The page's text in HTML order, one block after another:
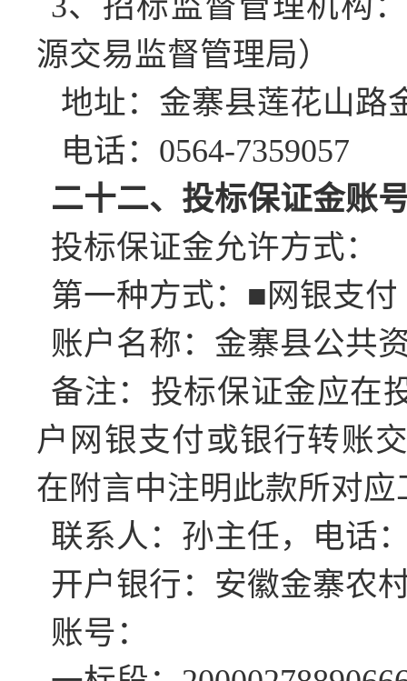
源交易监督管理局）
地址：金寨县莲花山路
电话： 0564-7359057
二十二、投标保证金账
投标保证金允许方式：
第一种方式： ■网银支
账户名称：金寨县公共
备注：投标保证金应在
户网银支付或银行转账
在附言中注明此款所对
联系人：孙主任，电话
开户银行：安徽金寨农
账号：